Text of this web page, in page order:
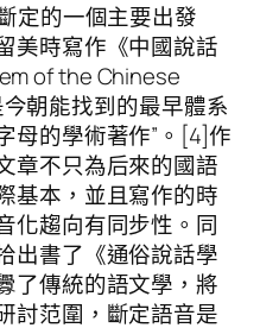
定的一個主要出發
美時寫作《中國說話
of the Chinese
朝能找到的最早體系
母的學術著作”。[4]作
章不只為后來的國語
基本，並且寫作的時
化趨向有同步性。同
出書了《通俗說話學
了傳統的語文學，將
討范圍，斷定語音是